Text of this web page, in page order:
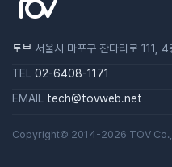
토브 서울시 마포구 잔다리로 111, 4
TEL 02-6408-1171
EMAIL tech@tovweb.net
Copyright© 2014-2026 TOV